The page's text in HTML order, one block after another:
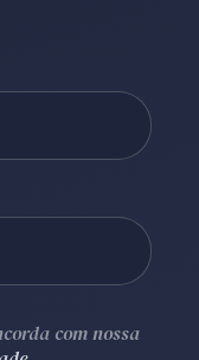
com nossa